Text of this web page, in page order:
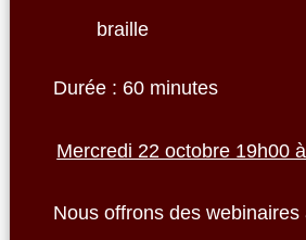
braille
Durée : 60 minutes
Mercredi 22 octobre 19h00
Nous offrons des webinaires